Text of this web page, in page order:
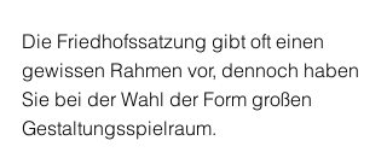
Die Friedhofssatzung gibt oft einen
gewissen Rahmen vor, dennoch haben
Sie bei der Wahl der Form großen
Gestaltungsspielraum.